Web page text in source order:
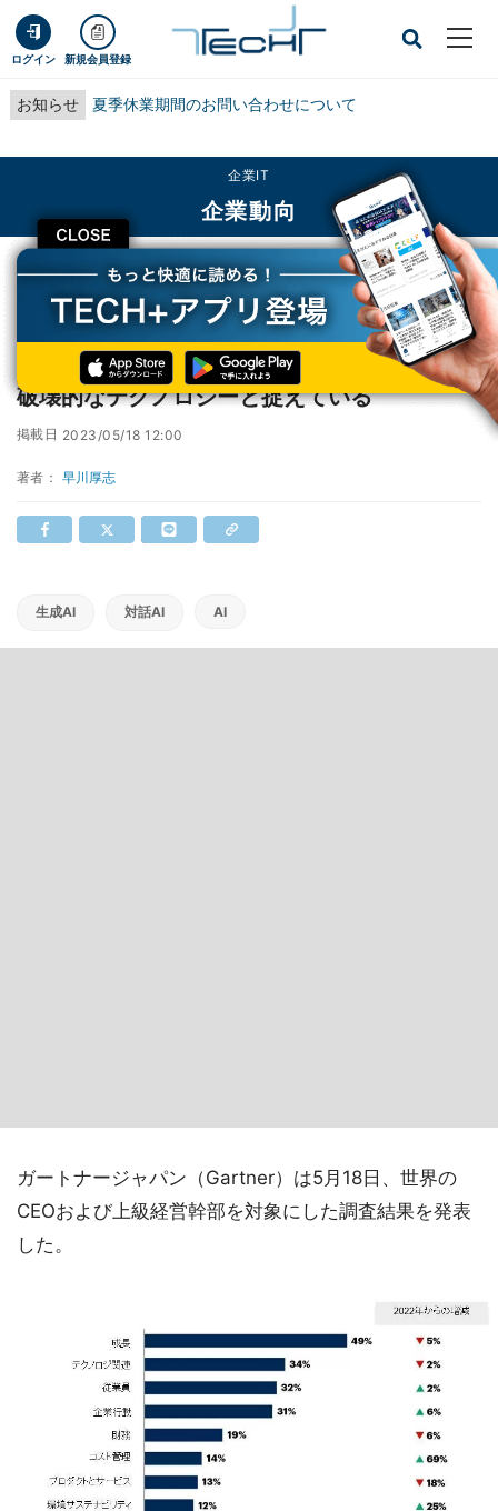
ログイン 新規会員登録
お知らせ 夏季休業期間のお問い合わせについて
CLOSE
企業IT
企業動向
TECH+ 企業IT
企業動向
世界のCEO、AIを業界に影響をおよぼす最も破壊的なテクノロジーと捉えている
世界のCEO、AIを業界に影響をおよぼす最も
破壊的なテクノロジーと捉えている
掲載日 2023/05/18 12:00
著者： 早川厚志
生成AI 対話AI AI
ガートナージャパン（Gartner）は5月18日、世界の
CEOおよび上級経営幹部を対象にした調査結果を発表
した。